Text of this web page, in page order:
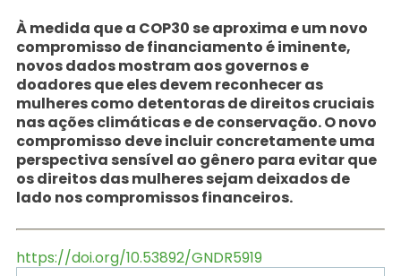
À medida que a COP30 se aproxima e um novo
compromisso de financiamento é iminente,
novos dados mostram aos governos e
doadores que eles devem reconhecer as
mulheres como detentoras de direitos cruciais
nas ações climáticas e de conservação. O novo
compromisso deve incluir concretamente uma
perspectiva sensível ao gênero para evitar que
os direitos das mulheres sejam deixados de
lado nos compromissos financeiros.
https://doi.org/10.53892/GNDR5919